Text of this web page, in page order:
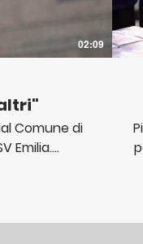
02:09
Comune di
Emilia.